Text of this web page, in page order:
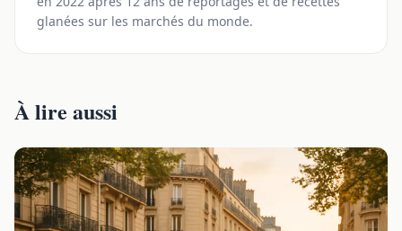
glanées sur les marchés du monde.
À lire aussi